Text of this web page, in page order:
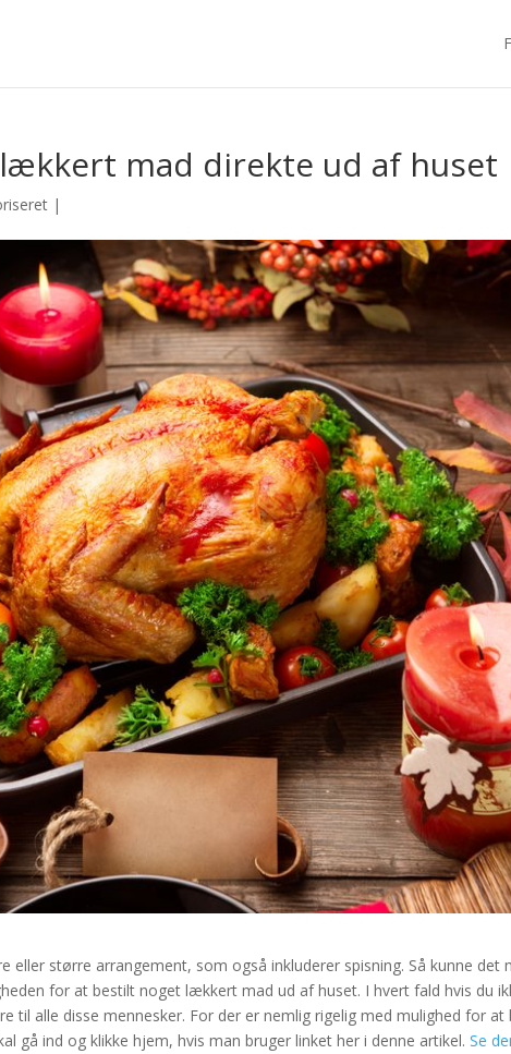
mad direkte ud af huset
|
eller større arrangement, som også inkluderer spisning. Så kunne det
for at bestilt noget lækkert mad ud af huset. I hvert fald hvis du
til alle disse mennesker. For der er nemlig rigelig med mulighed for at
gå ind og klikke hjem, hvis man bruger linket her i denne artikel. Se